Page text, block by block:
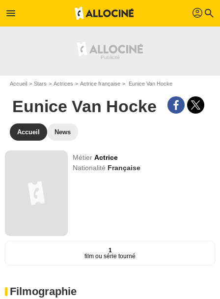
menu profil search
Accueil Stars Actrices Actrice française Eunice Van Hocke
Eunice Van Hocke
Accueil News
MétierActrice
Nationalité Française
1
film ou série tourné
Filmographie